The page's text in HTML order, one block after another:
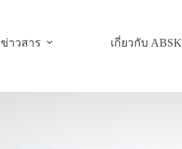
ข่าวสาร เกี่ยวกับ ABSK